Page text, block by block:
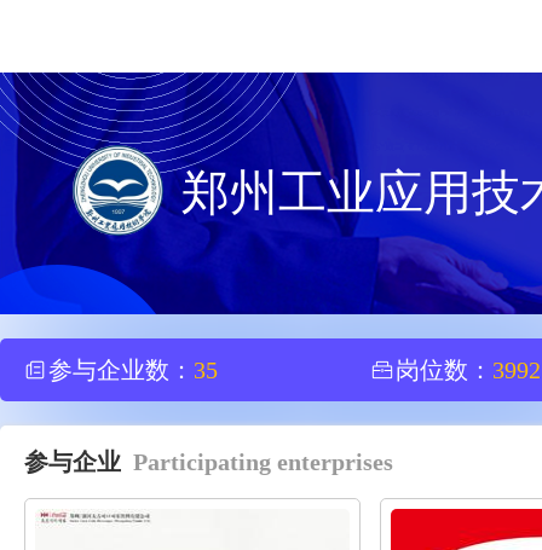
郑州工业应用技
参与企业数： 35 岗位数： 3992
参与企业 Participating enterprises